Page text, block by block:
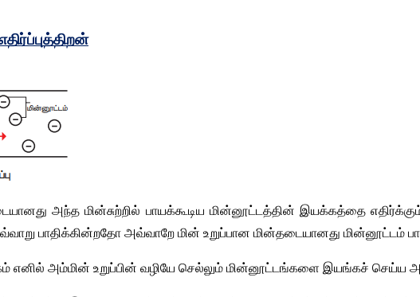
அந்த மின்சுற்றில் பாயக்கூடிய மின்னூட்டத்தின் இயக்கத்தை
பாதிக்கின்றதோ அவ்வாறே மின் உறுப்பான மின்தடையானது மின்னூட்டம்
எனில் அம்மின் உறுப்பின் வழியே செல்லும் மின்னூட்டங்களை இயங்கச் செய்ய